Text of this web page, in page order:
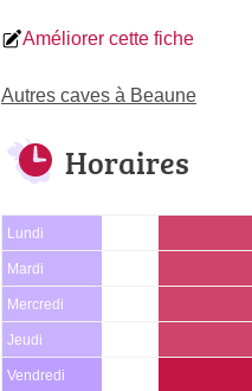
Améliorer cette fiche
Autres caves à Beaune
Horaires
Lundi
Mardi
Mercredi
Jeudi
Vendredi